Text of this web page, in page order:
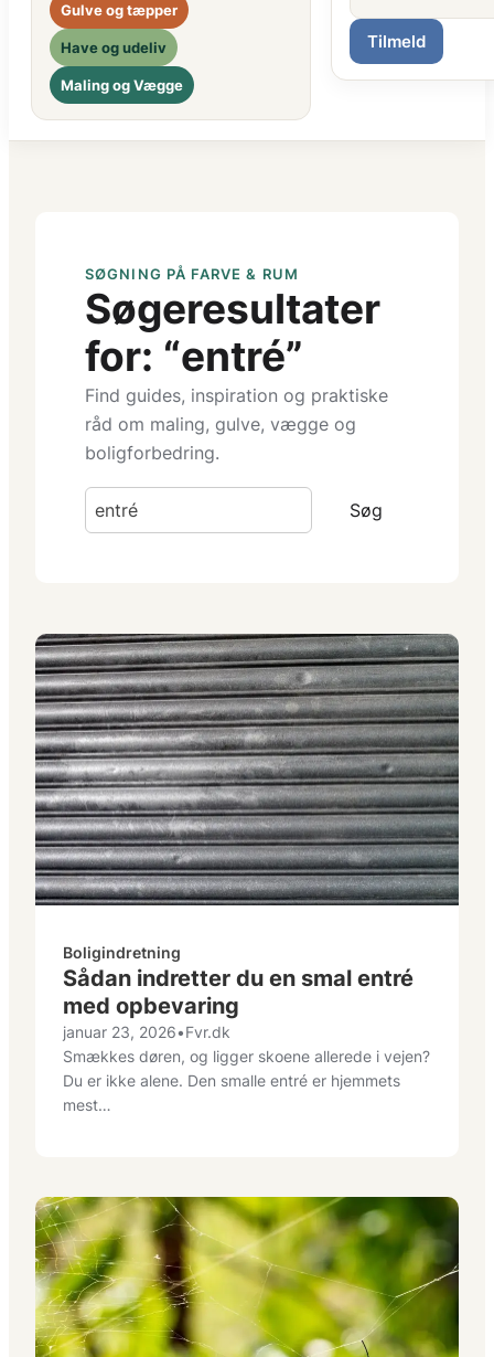
Gulve og tæpper
Have og udeliv
Maling og Vægge
Tilmeld
SØGNING PÅ FARVE & RUM
Søgeresultater
for: “entré”
Find guides, inspiration og praktiske
råd om maling, gulve, vægge og
boligforbedring.
Søg Søg
Boligindretning
Sådan indretter du en smal entré
med opbevaring
januar 23, 2026•Fvr.dk
Smækkes døren, og ligger skoene allerede i vejen?
Du er ikke alene. Den smalle entré er hjemmets
mest…